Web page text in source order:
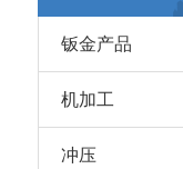
钣金产品
机加工
冲压